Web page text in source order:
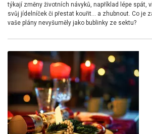
týkají změny životních návyků, například lépe spát,
svůj jídelníček či přestat kouřit… a zhubnout. Co je
vaše plány nevyšuměly jako bublinky ze sektu?